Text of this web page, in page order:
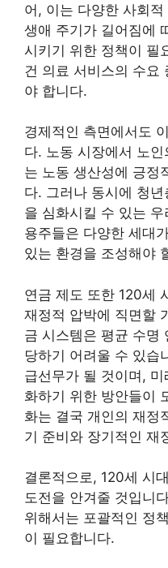
어, 이는 다양한 사회
생애 주기가 길어짐에
시키기 위한 정책이 필
건 의료 서비스의 수요
야 합니다.
경제적인 측면에서도
다. 노동 시장에서 노
는 노동 생산성에 긍정
다. 그러나 동시에 청
을 심화시킬 수 있는
용주들은 다양한 세대
있는 환경을 조성해야
연금 제도 또한 120세
재정적 압박에 직면할
금 시스템은 평균 수명
당하기 어려울 수 있습
급선무가 될 것이며,
화하기 위한 방안들이
화는 결국 개인의 재정
기 준비와 장기적인 재
결론적으로, 120세 시
도전을 안겨줄 것입니
위해서는 포괄적인 정
이 필요합니다.